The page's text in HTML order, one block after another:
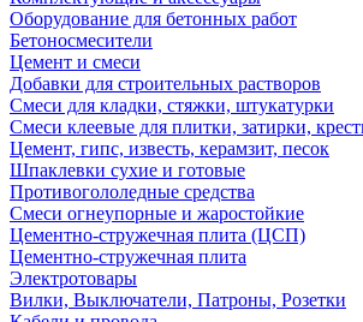
Оборудование для бетонных работ
Бетоносмесители
Цемент и смеси
Добавки для строительных растворов
Смеси для кладки, стяжки, штукатурки
Смеси клеевые для плитки, затирки,
Цемент, гипс, известь, керамзит, песок
Шпаклевки сухие и готовые
Противогололедные средства
Смеси огнеупорные и жаростойкие
Цементно-стружечная плита (ЦСП)
Цементно-стружечная плита
Электротовары
Вилки, Выключатели, Патроны, Розетки